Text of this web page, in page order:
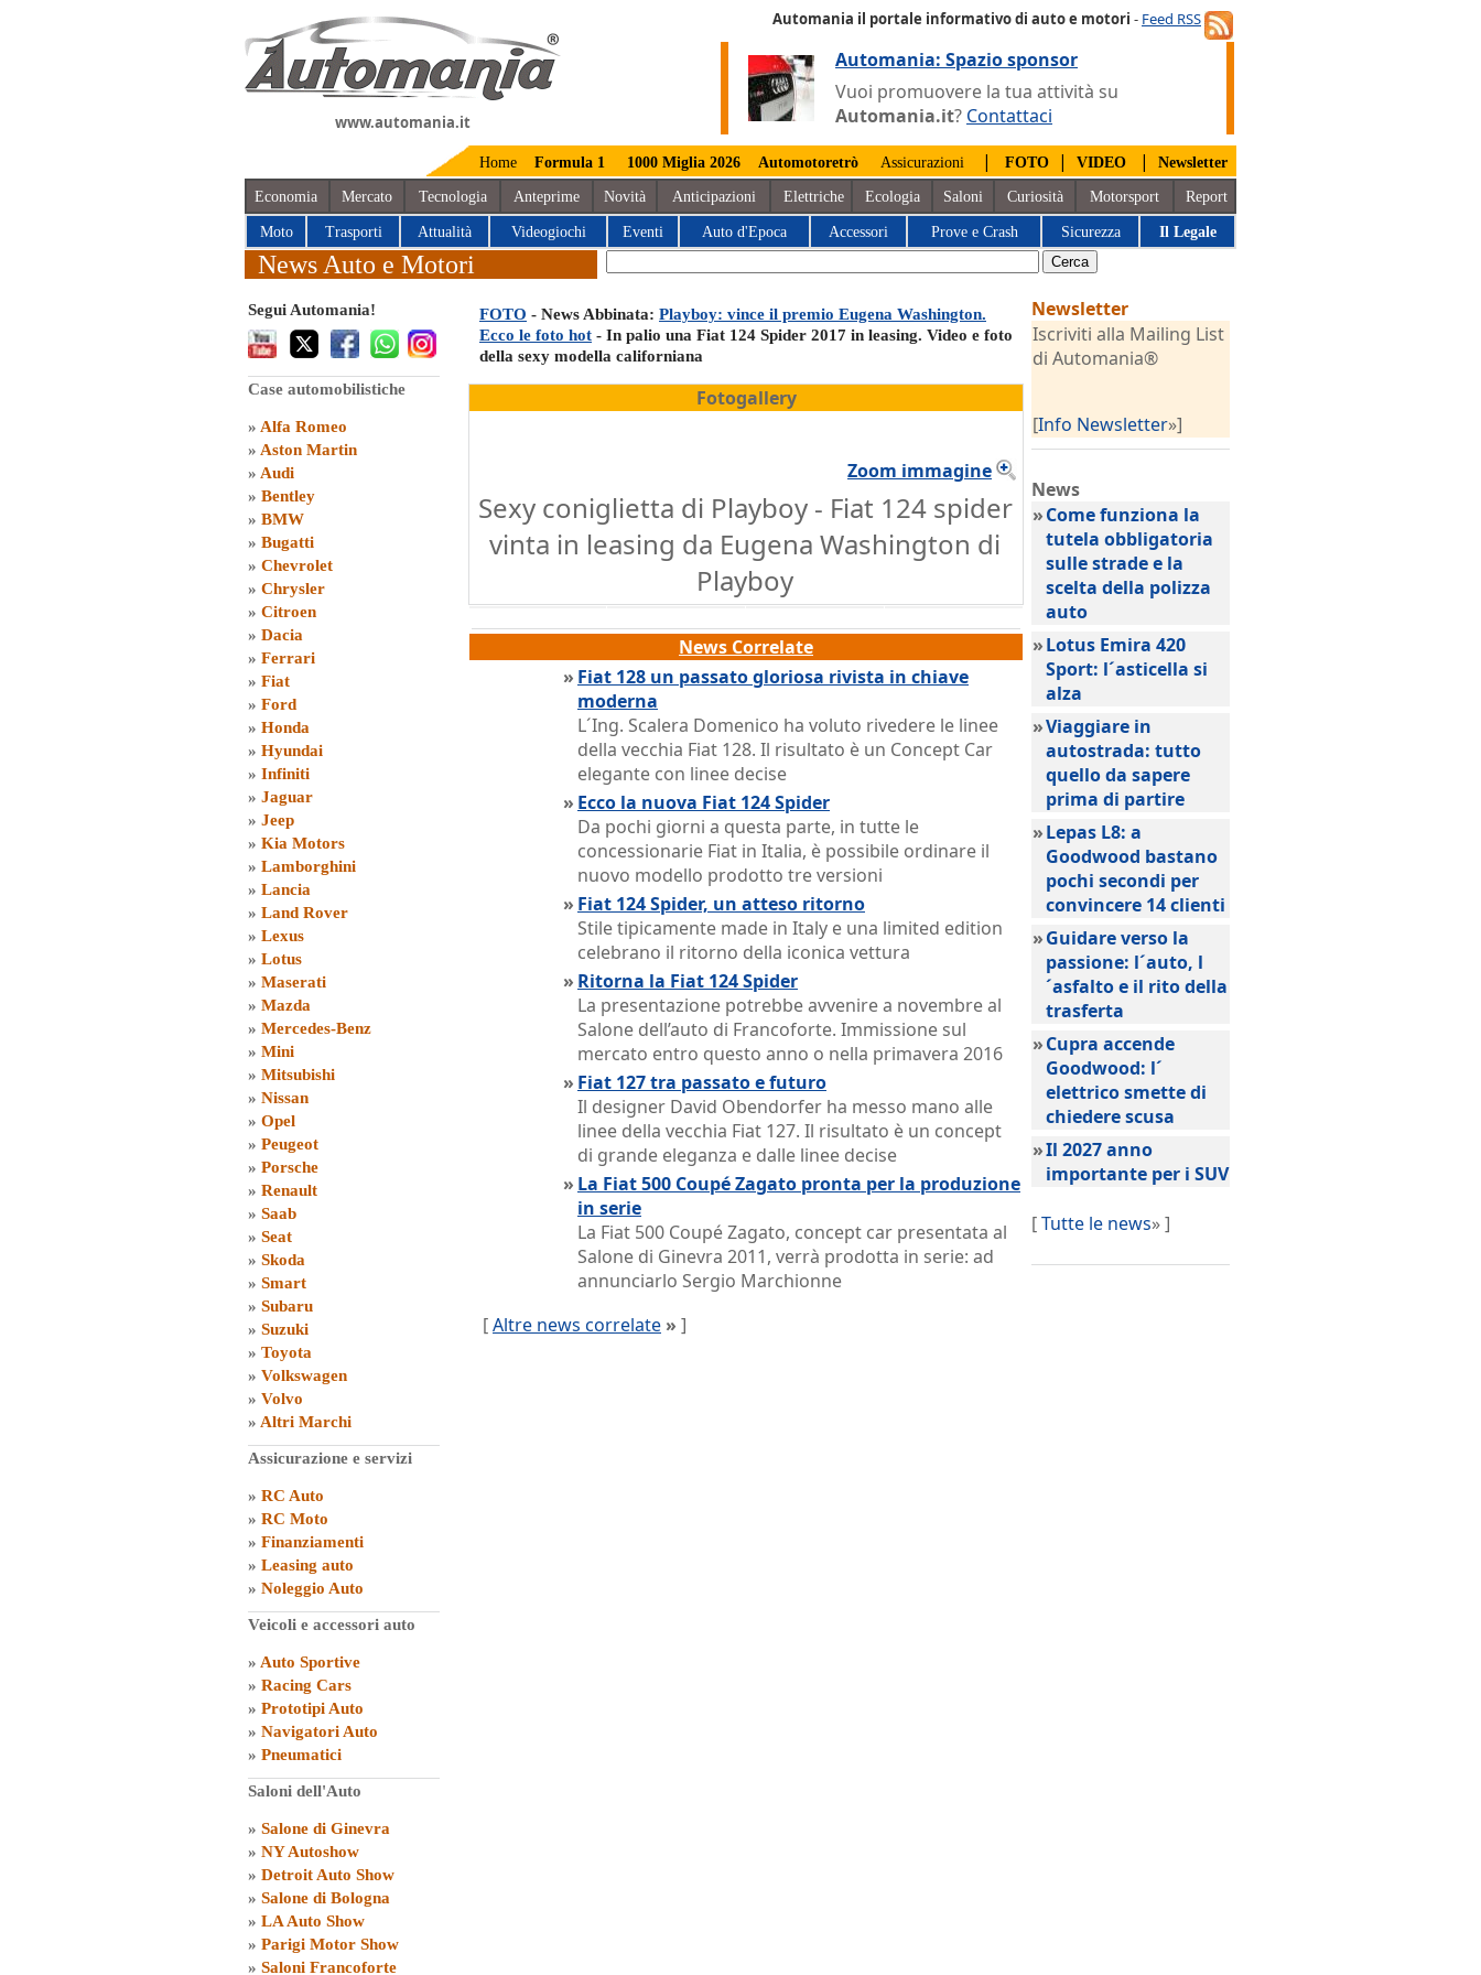
www.automania.it
Automania il portale informativo di auto e motori - Feed RSS
Automania: Spazio sponsor
Vuoi promuovere la tua attività su
Automania.it? Contattaci
Home Formula 1 1000 Miglia 2026 Automotoretrò Assicurazioni | FOTO | VIDEO | Newsletter
Economia Mercato Tecnologia Anteprime Novità Anticipazioni Elettriche Ecologia Saloni Curiosità Motorsport Report
Moto Trasporti Attualità Videogiochi Eventi Auto d'Epoca Accessori Prove e Crash Sicurezza Il Legale
News Auto e Motori
Segui Automania!
Case automobilistiche
» Alfa Romeo
» Aston Martin
» Audi
» Bentley
» BMW
» Bugatti
» Chevrolet
» Chrysler
» Citroen
» Dacia
» Ferrari
» Fiat
» Ford
» Honda
» Hyundai
» Infiniti
» Jaguar
» Jeep
» Kia Motors
» Lamborghini
» Lancia
» Land Rover
» Lexus
» Lotus
» Maserati
» Mazda
» Mercedes-Benz
» Mini
» Mitsubishi
» Nissan
» Opel
» Peugeot
» Porsche
» Renault
» Saab
» Seat
» Skoda
» Smart
» Subaru
» Suzuki
» Toyota
» Volkswagen
» Volvo
» Altri Marchi
Assicurazione e servizi
» RC Auto
» RC Moto
» Finanziamenti
» Leasing auto
» Noleggio Auto
Veicoli e accessori auto
» Auto Sportive
» Racing Cars
» Prototipi Auto
» Navigatori Auto
» Pneumatici
Saloni dell'Auto
» Salone di Ginevra
» NY Autoshow
» Detroit Auto Show
» Salone di Bologna
» LA Auto Show
» Parigi Motor Show
» Saloni Francoforte
FOTO - News Abbinata: Playboy: vince il premio Eugena Washington.
Ecco le foto hot - In palio una Fiat 124 Spider 2017 in leasing. Video e foto
della sexy modella californiana
Fotogallery
Zoom immagine
Sexy coniglietta di Playboy - Fiat 124 spider
vinta in leasing da Eugena Washington di
Playboy
News Correlate
» Fiat 128 un passato gloriosa rivista in chiave
moderna
L´Ing. Scalera Domenico ha voluto rivedere le linee
della vecchia Fiat 128. Il risultato è un Concept Car
elegante con linee decise
» Ecco la nuova Fiat 124 Spider
Da pochi giorni a questa parte, in tutte le
concessionarie Fiat in Italia, è possibile ordinare il
nuovo modello prodotto tre versioni
» Fiat 124 Spider, un atteso ritorno
Stile tipicamente made in Italy e una limited edition
celebrano il ritorno della iconica vettura
» Ritorna la Fiat 124 Spider
La presentazione potrebbe avvenire a novembre al
Salone dell’auto di Francoforte. Immissione sul
mercato entro questo anno o nella primavera 2016
» Fiat 127 tra passato e futuro
Il designer David Obendorfer ha messo mano alle
linee della vecchia Fiat 127. Il risultato è un concept
di grande eleganza e dalle linee decise
» La Fiat 500 Coupé Zagato pronta per la produzione
in serie
La Fiat 500 Coupé Zagato, concept car presentata al
Salone di Ginevra 2011, verrà prodotta in serie: ad
annunciarlo Sergio Marchionne
[Altre news correlate » ]
Newsletter
Iscriviti alla Mailing List
di Automania®
[Info Newsletter»]
News
»Come funziona la
tutela obbligatoria
sulle strade e la
scelta della polizza
auto
»Lotus Emira 420
Sport: l´asticella si
alza
»Viaggiare in
autostrada: tutto
quello da sapere
prima di partire
»Lepas L8: a
Goodwood bastano
pochi secondi per
convincere 14 clienti
»Guidare verso la
passione: l´auto, l
´asfalto e il rito della
trasferta
»Cupra accende
Goodwood: l´
elettrico smette di
chiedere scusa
»Il 2027 anno
importante per i SUV
[Tutte le news» ]